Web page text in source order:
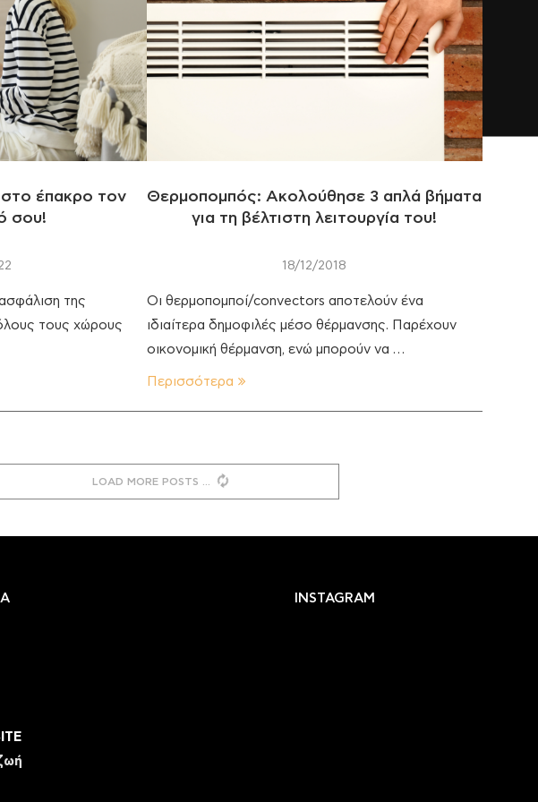
στο έπακρο τον
σου!
της
τους χώρους
Θερμοπομπός: Ακολούθησε 3 απλά βήματα
για τη βέλτιστη λειτουργία του!
18/12/2018
Οι θερμοπομποί/convectors αποτελούν ένα
ιδιαίτερα δημοφιλές μέσο θέρμανσης. Παρέχουν
οικονομική θέρμανση, ενώ μπορούν να …
Περισσότερα
LOAD MORE POSTS
INSTAGRAM